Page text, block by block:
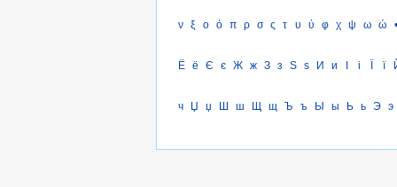
ν ξ ο ό π ρ σ ς τ υ ύ φ χ ψ ω ώ •
Ё ё Є є Ж ж З з Ѕ ѕ И и І і Ї ї
ч Џ џ Ш ш Щ щ Ъ ъ Ы ы Ь ь Э э